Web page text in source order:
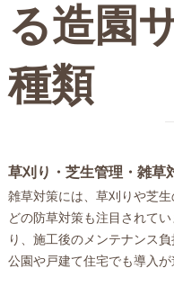
る造園
種類
草刈り・芝生管理・雑草
雑草対策には、草刈りや芝
どの防草対策も注目されて
り、施工後のメンテナンス
公園や戸建て住宅でも導入が